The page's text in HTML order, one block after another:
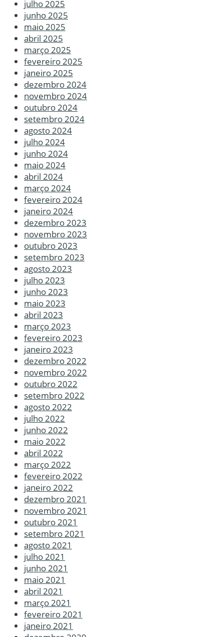
julho 2025
junho 2025
maio 2025
abril 2025
março 2025
fevereiro 2025
janeiro 2025
dezembro 2024
novembro 2024
outubro 2024
setembro 2024
agosto 2024
julho 2024
junho 2024
maio 2024
abril 2024
março 2024
fevereiro 2024
janeiro 2024
dezembro 2023
novembro 2023
outubro 2023
setembro 2023
agosto 2023
julho 2023
junho 2023
maio 2023
abril 2023
março 2023
fevereiro 2023
janeiro 2023
dezembro 2022
novembro 2022
outubro 2022
setembro 2022
agosto 2022
julho 2022
junho 2022
maio 2022
abril 2022
março 2022
fevereiro 2022
janeiro 2022
dezembro 2021
novembro 2021
outubro 2021
setembro 2021
agosto 2021
julho 2021
junho 2021
maio 2021
abril 2021
março 2021
fevereiro 2021
janeiro 2021